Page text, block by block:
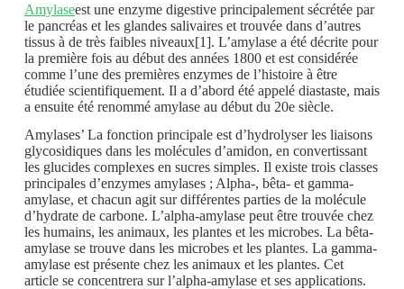
Amylaseest une enzyme digestive principalement sécrétée par
le pancréas et les glandes salivaires et trouvée dans d’autres
tissus à de très faibles niveaux[1]. L’amylase a été décrite pour
la première fois au début des années 1800 et est considérée
comme l’une des premières enzymes de l’histoire à être
étudiée scientifiquement. Il a d’abord été appelé diastaste, mais
a ensuite été renommé amylase au début du 20e siècle.
Amylases’ La fonction principale est d’hydrolyser les liaisons
glycosidiques dans les molécules d’amidon, en convertissant
les glucides complexes en sucres simples. Il existe trois classes
principales d’enzymes amylases ; Alpha-, bêta- et gamma-
amylase, et chacun agit sur différentes parties de la molécule
d’hydrate de carbone. L’alpha-amylase peut être trouvée chez
les humains, les animaux, les plantes et les microbes. La bêta-
amylase se trouve dans les microbes et les plantes. La gamma-
amylase est présente chez les animaux et les plantes. Cet
article se concentrera sur l’alpha-amylase et ses applications.